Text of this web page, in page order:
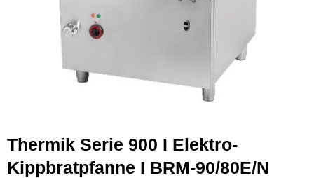
Thermik Serie 900 I Elektro-
Kippbratpfanne I BRM-90/80E/N